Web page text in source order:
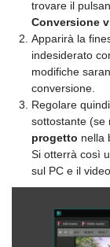
trovare il
Conversione
Apparirà la
indesiderato
modifiche
conversione.
Regolare
sottostante (se
progetto nella
Si otterrà così
sul PC e il